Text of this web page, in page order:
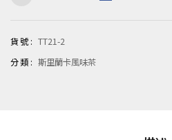
貨號: TT21-2
分類: 斯里蘭卡風味茶